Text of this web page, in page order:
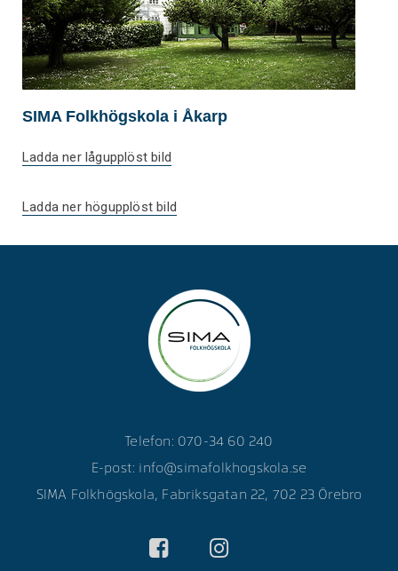
SIMA Folkhögskola i Åkarp
Ladda ner lågupplöst bild
Ladda ner högupplöst bild
Telefon: 070-34 60 240
E-post: info@simafolkhogskola.se
SIMA Folkhögskola, Fabriksgatan 22, 702 23 Örebro